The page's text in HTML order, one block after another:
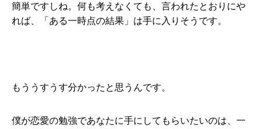
簡単ですしね。何も考えなくても、言われたとおりにや
れば、「ある一時点の結果」は手に入りそうです。
もううすうす分かったと思うんです。
僕が恋愛の勉強であなたに手にしてもらいたいのは、一